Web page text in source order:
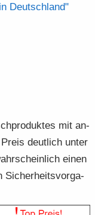
Deutsch­land"
mit an­
deut­lich unter
einen
Si­cher­heits­vor­ga­